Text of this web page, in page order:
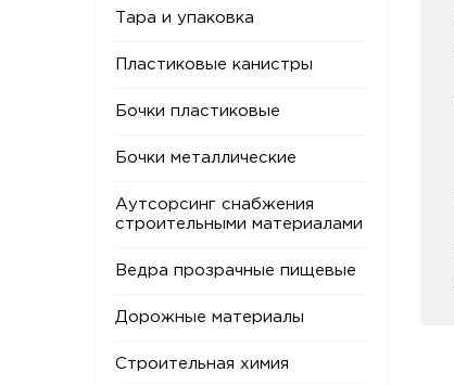
Тара и упаковка
Пластиковые канистры
Бочки пластиковые
Бочки металлические
Аутсорсинг снабжения
строительными материалами
Ведра прозрачные пищевые
Дорожные материалы
Строительная химия